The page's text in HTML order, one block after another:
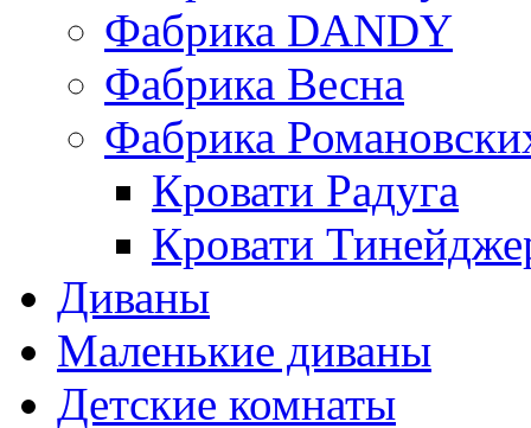
Фабрика DАNDY
Фабрика Весна
Фабрика
Кровати Радуга
Кровати
Диваны
Маленькие диваны
Детские комнаты